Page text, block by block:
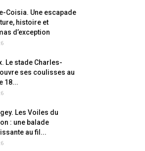
Coisia. Une escapade
histoire et
d’exception
Le stade Charles-
ses coulisses au
18...
Les Voiles du
: une balade
au fil...